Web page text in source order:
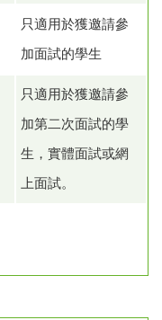
只適用於獲邀請參
加面試的學生
只適用於獲邀請參
加第二次面試的學
生，實體面試或網
上面試。